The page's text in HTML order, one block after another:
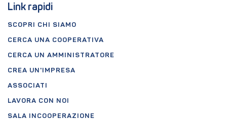
Link rapidi
SCOPRI CHI SIAMO
CERCA UNA COOPERATIVA
CERCA UN AMMINISTRATORE
CREA UN'IMPRESA
ASSOCIATI
LAVORA CON NOI
SALA INCOOPERAZIONE